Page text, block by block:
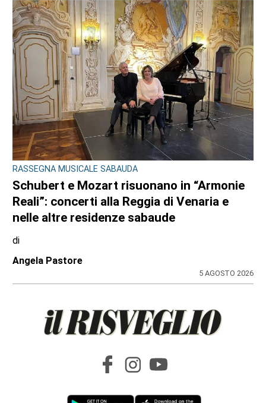
dell’Ardor San Francesco
di
Stefano Tubia
6 AGOSTO 2026
DOPPIO INTERVENTO IN POCHE ORE
Drammi sventati a Cuorgnè e Ciriè: la
tempestività dei Carabinieri salva un